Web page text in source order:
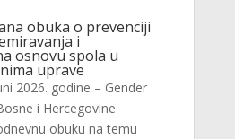
obuka o prevenciji
i
osnovu spola u
uprave
2026. godine – Gender
i Hercegovine
obuku na temu